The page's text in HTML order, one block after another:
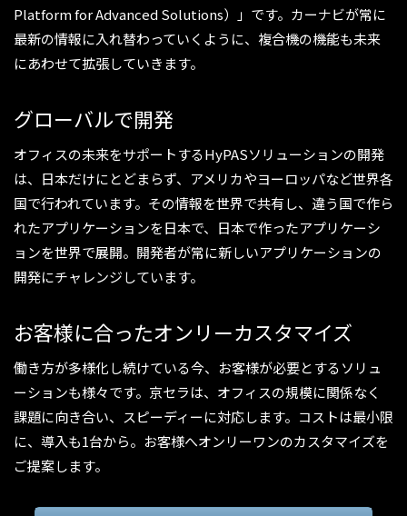
Platform for Advanced Solutions）」です。カーナビが常に
最新の情報に入れ替わっていくように、複合機の機能も未来
にあわせて拡張していきます。
グローバルで開発
オフィスの未来をサポートするHyPASソリューションの開発
は、日本だけにとどまらず、アメリカやヨーロッパなど世界各
国で行われています。その情報を世界で共有し、違う国で作ら
れたアプリケーションを日本で、日本で作ったアプリケーシ
ョンを世界で展開。開発者が常に新しいアプリケーションの
開発にチャレンジしています。
お客様に合ったオンリーカスタマイズ
働き方が多様化し続けている今、お客様が必要とするソリュ
ーションも様々です。京セラは、オフィスの規模に関係なく
課題に向き合い、スピーディーに対応します。コストは最小限
に、導入も1台から。お客様へオンリーワンのカスタマイズを
ご提案します。